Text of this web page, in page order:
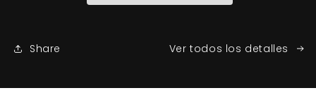
Share Ver todos los detalles